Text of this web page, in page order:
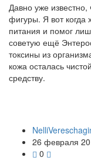
Давно уже известно,
фигуры. Я вот когда
питания и помог
советую ещё
токсины из
кожа осталась
средству.
26 февраля
0